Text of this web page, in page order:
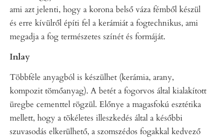
ami azt jelenti, hogy a korona belső váza fémből készül
és erre kívülről építi fel a kerámiát a fogtechnikus, ami
megadja a fog természetes színét és formáját.
Inlay
Többféle anyagból is készülhet (kerámia, arany,
kompozit tömőanyag). A betét a fogorvos által kialakított
üregbe cementtel rögzül. Előnye a magasfokú esztétika
mellett, hogy a tökéletes illeszkedés által a későbbi
szuvasodás elkerülhető, a szomszédos fogakkal kedvező